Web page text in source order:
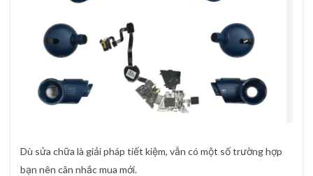
Dù sửa chữa là giải pháp tiết kiệm, vẫn có một số trường hợp
bạn nên cân nhắc mua mới.